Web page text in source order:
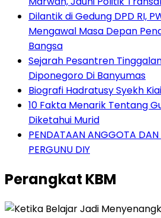
Dilantik di Gedung DPD RI,
Mengawal Masa Depan
Bangsa
Sejarah Pesantren
Diponegoro Di Banyumas
Biografi Hadratusy Syekh
10 Fakta Menarik Tentang
Diketahui Murid
PENDATAAN ANGGOTA DAN
PERGUNU DIY
Perangkat KBM